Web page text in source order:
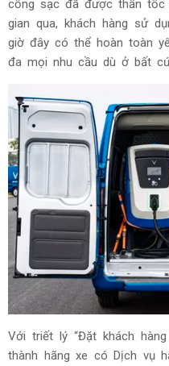
cổng sạc đã được thần tốc
gian qua, khách hàng sử
giờ đây có thể hoàn toàn
đa mọi nhu cầu dù ở bất cứ
Với triết lý “Đặt khách
thành hãng xe có Dịch vụ